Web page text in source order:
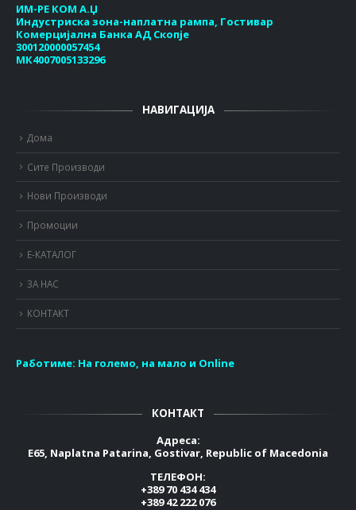
ИМ-РЕ КОМ А.Џ
Индустриска зона-наплатна рампа, Гостивар
Комерцијална Банка АД Скопје
300120000057454
МК4007005133296
НАВИГАЦИЈА
Дома
Сите Производи
Нови Производи
Промоции
Е-КАТАЛОГ
ЗА НАС
КОНТАКТ
Работиме: На големо, на мало и Online
КОНТАКТ
Адреса:
E65, Naplatna Patarina, Gostivar, Republic of Macedonia
ТЕЛЕФОН:
+389 70 434 434
+389 42 222 076